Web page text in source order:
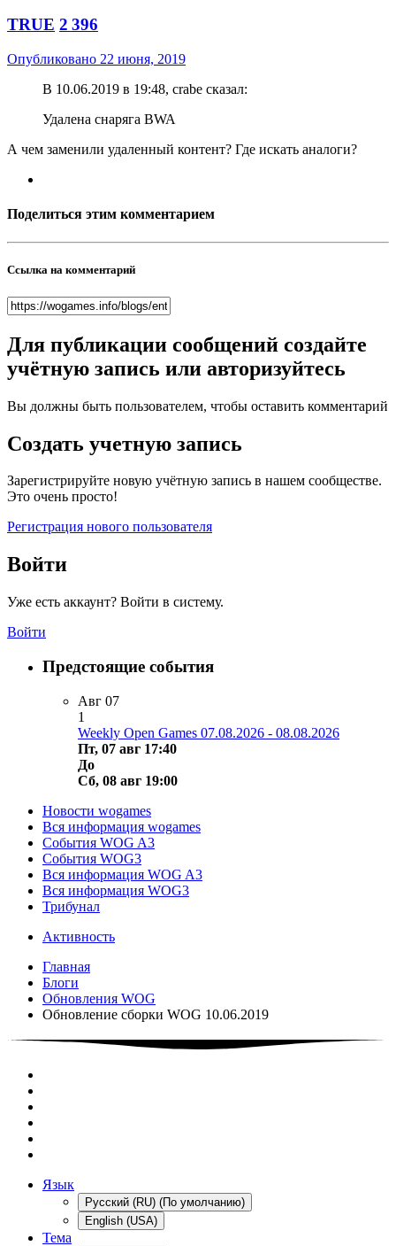
TRUE 2 396
Опубликовано 22 июня, 2019
В 10.06.2019 в 19:48, crabe сказал:
Удалена снаряга BWA
А чем заменили удаленный контент? Где искать аналоги?
Поделиться этим комментарием
Ссылка на комментарий
Для публикации сообщений создайте
учётную запись или авторизуйтесь
Вы должны быть пользователем, чтобы оставить комментарий
Создать учетную запись
Зарегистрируйте новую учётную запись в нашем сообществе.
Это очень просто!
Регистрация нового пользователя
Войти
Уже есть аккаунт? Войти в систему.
Войти
Предстоящие события
Авг 07
1
Weekly Open Games 07.08.2026 - 08.08.2026
Пт, 07 авг 17:40
До
Сб, 08 авг 19:00
Новости wogames
Вся информация wogames
События WOG A3
События WOG3
Вся информация WOG A3
Вся информация WOG3
Трибунал
Активность
Главная
Блоги
Обновления WOG
Обновление сборки WOG 10.06.2019
Язык
Русский (RU) (По умолчанию)
English (USA)
Тема